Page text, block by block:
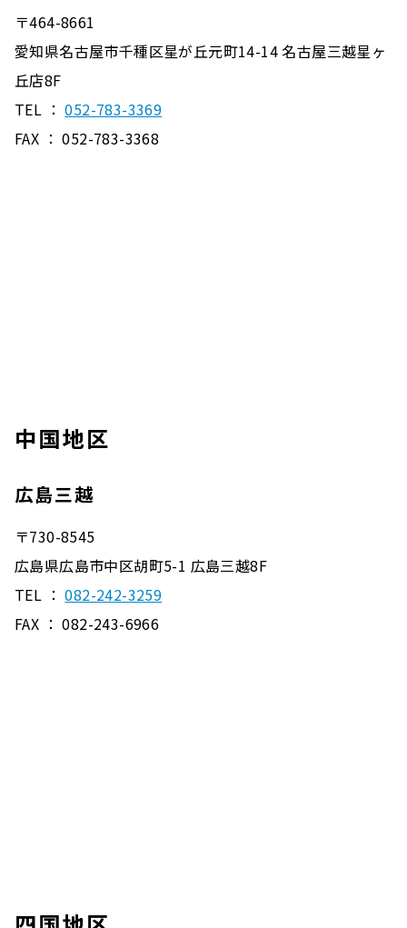
〒464-8661
愛知県名古屋市千種区星が丘元町14-14 名古屋三越星ヶ
丘店8F
TEL ：052-783-3369
FAX ： 052-783-3368
中国地区
広島三越
〒730-8545
広島県広島市中区胡町5-1 広島三越8F
TEL ：082-242-3259
FAX ： 082-243-6966